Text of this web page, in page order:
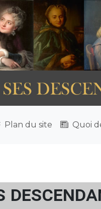
Plan du site Quoi